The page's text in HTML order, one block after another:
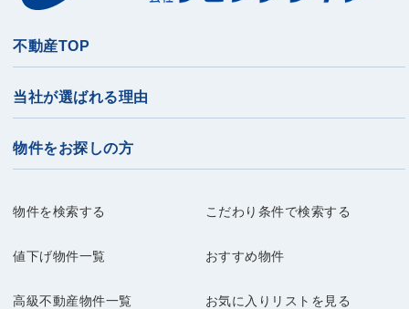
不動産TOP
当社が選ばれる理由
物件をお探しの方
物件を検索する こだわり条件で検索する
値下げ物件一覧 おすすめ物件
高級不動産物件一覧 お気に入りリストを見る